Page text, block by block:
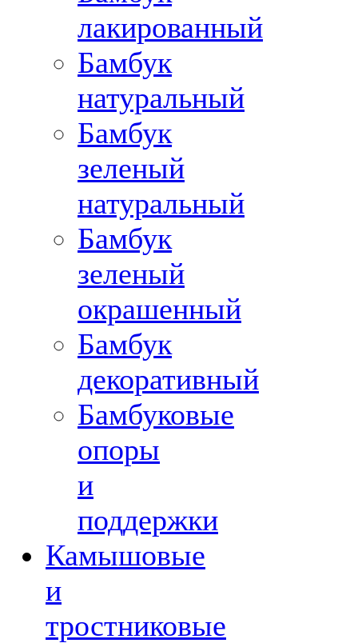
лакированный
Бамбук
натуральный
Бамбук
зеленый
натуральный
Бамбук
зеленый
окрашенный
Бамбук
декоративный
Бамбуковые
опоры
и
поддержки
Камышовые
и
тростниковые